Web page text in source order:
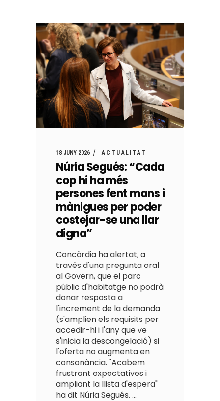
18 JUNY 2026 ACTUALITAT
Núria Segués: “Cada
cop hi ha més
persones fent mans i
mànigues per poder
costejar-se una llar
digna”
Concòrdia ha alertat, a
través d'una pregunta oral
al Govern, que el parc
públic d'habitatge no podrà
donar resposta a
l'increment de la demanda
(s'amplien els requisits per
accedir-hi i l'any que ve
s'inicia la descongelació) si
l'oferta no augmenta en
consonància. "Acabem
frustrant expectatives i
ampliant la llista d'espera"
ha dit Núria Segués.